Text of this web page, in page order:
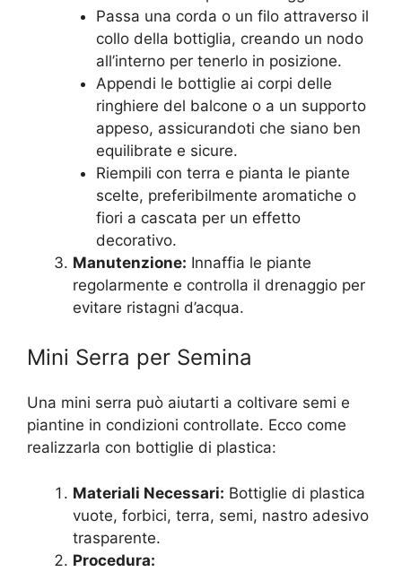
Passa una corda o un filo attraverso il
collo della bottiglia, creando un nodo
all’interno per tenerlo in posizione.
Appendi le bottiglie ai corpi delle
ringhiere del balcone o a un supporto
appeso, assicurandoti che siano ben
equilibrate e sicure.
Riempili con terra e pianta le piante
scelte, preferibilmente aromatiche o
fiori a cascata per un effetto
decorativo.
Manutenzione: Innaffia le piante
regolarmente e controlla il drenaggio per
evitare ristagni d’acqua.
Mini Serra per Semina
Una mini serra può aiutarti a coltivare semi e
piantine in condizioni controllate. Ecco come
realizzarla con bottiglie di plastica:
Materiali Necessari: Bottiglie di plastica
vuote, forbici, terra, semi, nastro adesivo
trasparente.
Procedura: